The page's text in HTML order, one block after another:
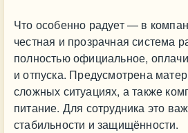
Что особенно радует — в
честная и прозрачная система
полностью официальное,
и отпуска. Предусмотрена
сложных ситуациях, а также
питание. Для сотрудника это
стабильности и защищённости.